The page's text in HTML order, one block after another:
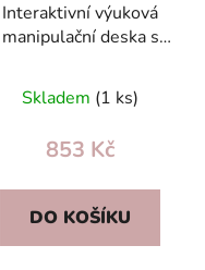
Interaktivní výuková
manipulační deska s
smyslová hračka 18m+
Skladem (1 ks)
853 Kč
DO KOŠÍKU